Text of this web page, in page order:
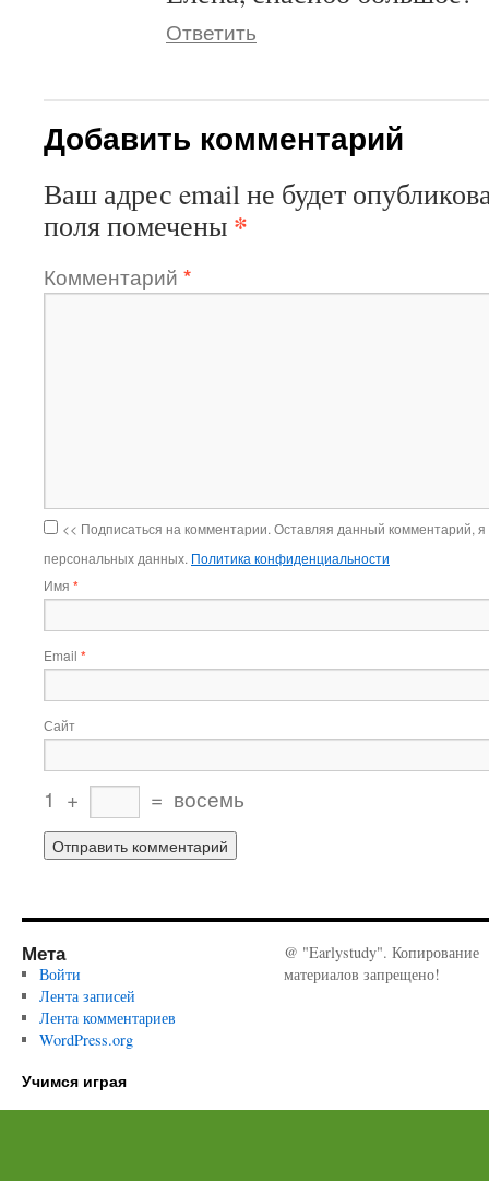
Ответить
Добавить комментарий
Ваш адрес email не будет
поля помечены *
Комментарий *
<< Подписаться на комментарии. Оставляя данный комментарий,
персональных данных. Политика конфиденциальности
Имя *
Email *
Сайт
1 + = восемь
Мета
Войти
Лента записей
Лента комментариев
WordPress.org
@ "Earlystudy". Копирование
материалов запрещено!
Учимся играя